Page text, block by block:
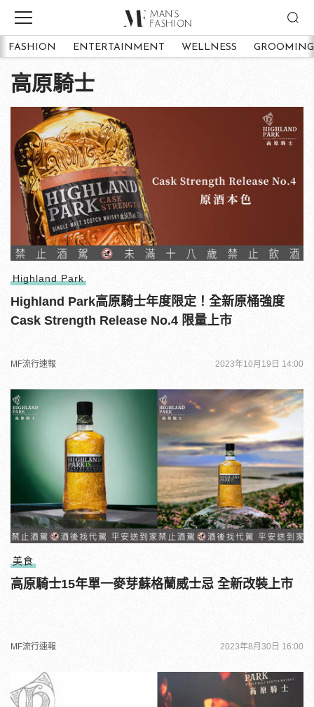
FASHION ENTERTAINMENT WELLNESS GROOMING
高原騎士
Highland Park
Highland Park高原騎士年度限定！全新原桶強度
Cask Strength Release No.4 限量上市
MF流行速報 2023年10月19日 14:00
美食
高原騎士15年單一麥芽蘇格蘭威士忌 全新改裝上市
MF流行速報 2023年8月30日 16:00